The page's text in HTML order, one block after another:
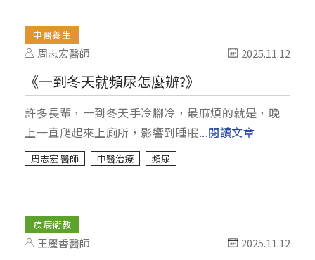
中醫養生
周志宏醫師 2025.11.12
《一到冬天就頻尿怎麼辦?》
許多長輩，一到冬天手冷腳冷，最麻煩的就是，晚
上一直爬起來上廁所，影響到睡眠...閱讀文章
周志宏 醫師 中醫治療 頻尿
疾病衛教
王麗香醫師 2025.11.12